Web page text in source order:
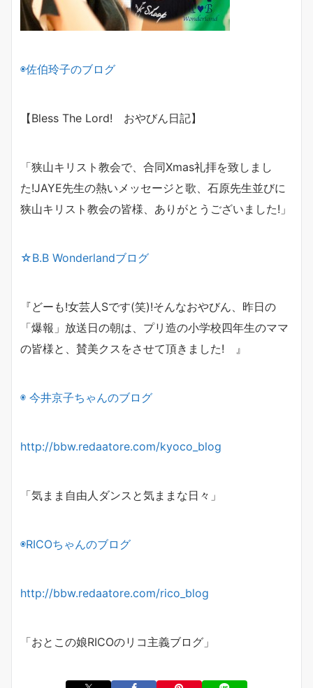
◉佐伯玲子のブログ
【Bless The Lord! おやびん日記】
「狭山キリスト教会で、合同Xmas礼拝を致しまし
た!JAYE先生の熱いメッセージと歌、石原先生並びに
狭山キリスト教会の皆様、ありがとうございました!」
☆B.B Wonderlandブログ
『どーも!女芸人Sです(笑)!そんなおやびん、昨日の
「爆報」放送日の朝は、 プリ造の小学校四年生のママ
の皆様と、 賛美クスをさせて頂きました! 』
◉ 今井京子ちゃんのブログ
http://bbw.redaatore.com/kyoco_blog
「気まま自由人ダンスと気ままな日々」
◉RICOちゃんのブログ
http://bbw.redaatore.com/rico_blog
「おとこの娘RICOのリコ主義ブログ」